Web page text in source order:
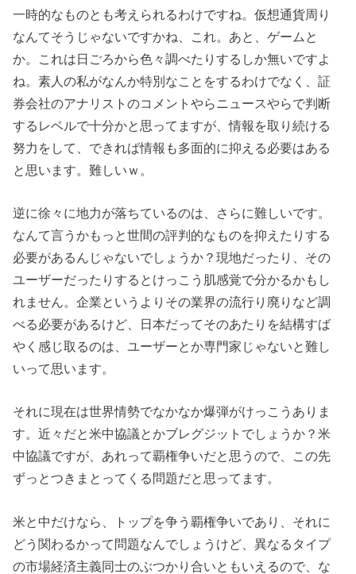
一時的なものとも考えられるわけですね。仮想通貨周り
なんてそうじゃないですかね、これ。あと、ゲームと
か。これは日ごろから色々調べたりするしか無いですよ
ね。素人の私がなんか特別なことをするわけでなく、証
券会社のアナリストのコメントやらニュースやらで判断
するレベルで十分かと思ってますが、情報を取り続ける
努力をして、できれば情報も多面的に抑える必要はある
と思います。難しいｗ。
逆に徐々に地力が落ちているのは、さらに難しいです。
なんて言うかもっと世間の評判的なものを抑えたりする
必要があるんじゃないでしょうか？現地だったり、その
ユーザーだったりするとけっこう肌感覚で分かるかもし
れません。企業というよりその業界の流行り廃りなど調
べる必要があるけど、日本だってそのあたりを結構すば
やく感じ取るのは、ユーザーとか専門家じゃないと難し
いって思います。
それに現在は世界情勢でなかなか爆弾がけっこうありま
す。近々だと米中協議とかブレグジットでしょうか？米
中協議ですが、あれって覇権争いだと思うので、この先
ずっとつきまとってくる問題だと思ってます。
米と中だけなら、トップを争う覇権争いであり、それに
どう関わるかって問題なんでしょうけど、異なるタイプ
の市場経済主義同士のぶつかり合いともいえるので、な